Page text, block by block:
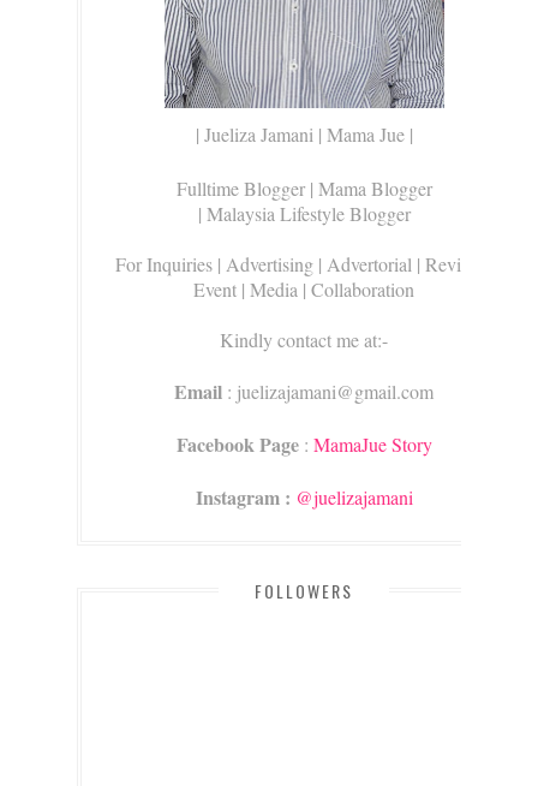
| Jueliza Jamani | Mama Jue |
Fulltime Blogger | Mama Blogger
| Malaysia Lifestyle Blogger
For Inquiries | Advertising | Advertorial | Review |
Event | Media | Collaboration
Kindly contact me at:-
Email : juelizajamani@gmail.com
Facebook Page: MamaJue Story
Instagram : @juelizajamani
FOLLOWERS